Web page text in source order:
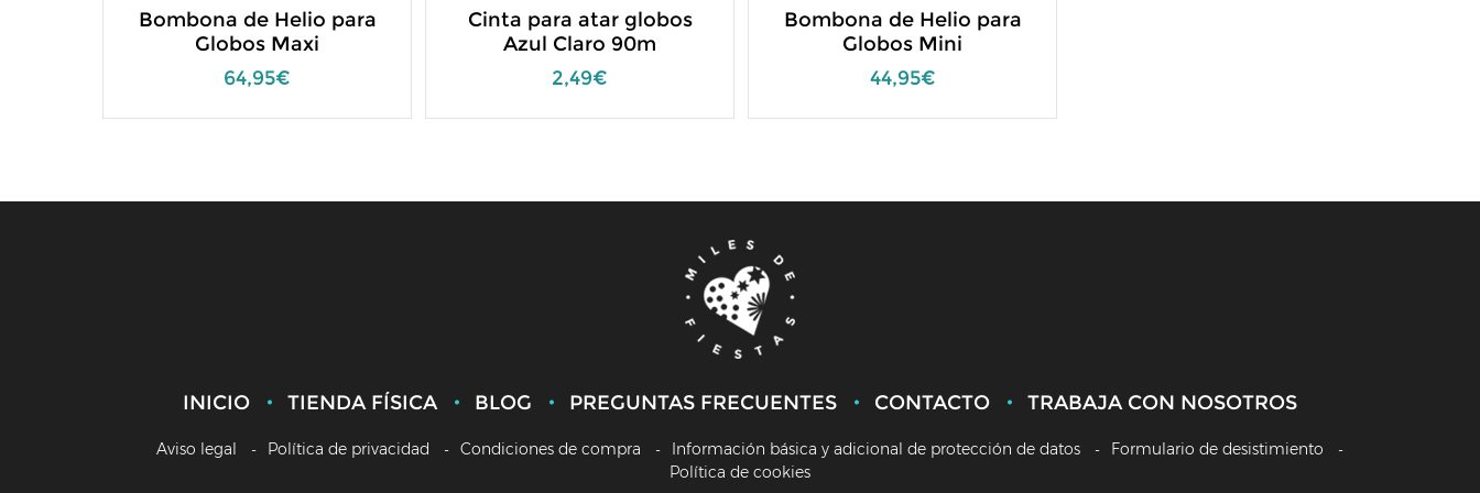
Bombona de Helio para
Globos Maxi
64,95€
Cinta para atar globos
Azul Claro 90m
2,49€
Bombona de Helio para
Globos Mini
44,95€
INICIO TIENDA FÍSICA BLOG PREGUNTAS FRECUENTES CONTACTO TRABAJA CON NOSOTROS
Aviso legal Política de privacidad Condiciones de compra Información básica y adicional de protección de datos
Formulario de desistimiento
Política de cookies